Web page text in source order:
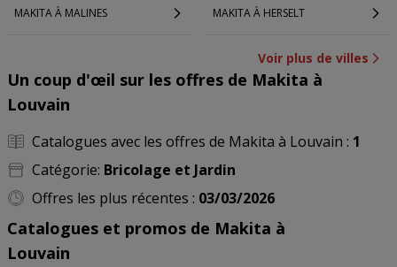
MAKITA À MALINES MAKITA À HERSELT
Voir plus de villes
Un coup d'œil sur les offres de Makita à
Louvain
Catalogues avec les offres de Makita à Louvain : 1
Catégorie: Bricolage et Jardin
Offres les plus récentes : 03/03/2026
Catalogues et promos de Makita à
Louvain